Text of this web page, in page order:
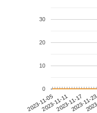
2023-11-052023-11-112023-11-17
2023-11-
0
10
20
30